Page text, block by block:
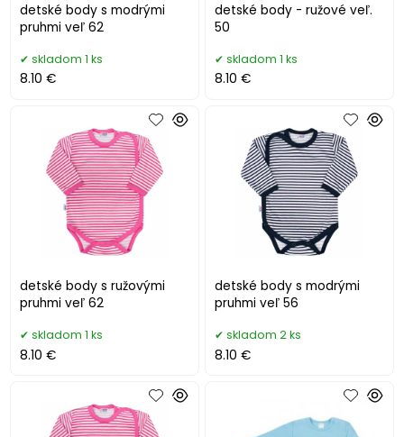
detské body s modrými
pruhmi veľ 62
skladom 1 ks
8.10 €
detské body - ružové veľ.
50
skladom 1 ks
8.10 €
detské body s ružovými
pruhmi veľ 62
skladom 1 ks
8.10 €
detské body s modrými
pruhmi veľ 56
skladom 2 ks
8.10 €